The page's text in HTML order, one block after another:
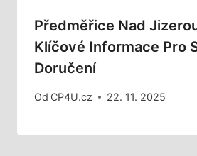
Předměřice Nad
Klíčové Informace Pro
Doručení
Od CP4U.cz 22. 11. 2025